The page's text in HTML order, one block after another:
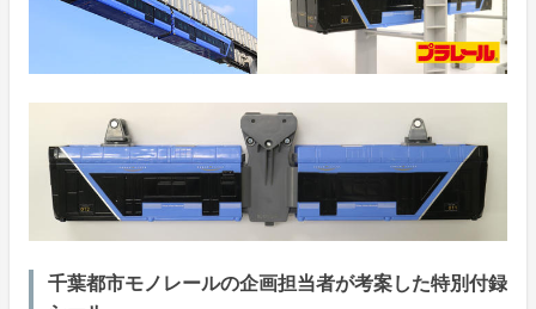
千葉都市モノレールの企画担当者が考案した特別付録